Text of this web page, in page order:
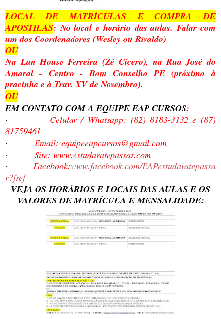
LOCAL DE MATRÍCULAS E COMPRA DE
APOSTILAS: No local e horário das aulas. Falar com
um dos Coordenadores (Wesley ou Rivaldo)
OU
Na Lan House Ferreira (Zé Cícero), na Rua José do
Amaral - Centro - Bom Conselho PE (próximo à
pracinha e à Trav. XV de Novembro).
OU
EM CONTATO COM A EQUIPE EAP CURSOS:
·
Celular / Whatsapp: (82) 8183-3132 e (87)
81759461
·
Email: equipeeapcursos@gmail.com
·
Site: www.estudaratepassar.com
·
Facebook:www.facebook.com/EAPestudaratepassa
r?fref
VEJA OS HORÁRIOS E LOCAIS DAS AULAS E OS
VALORES DE MATRÍCULA E MENSALIDADE: